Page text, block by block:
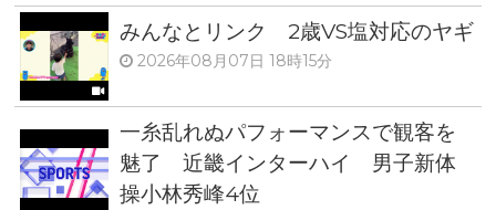
みんなとリンク 2歳VS塩対応のヤギ
2026年08月07日 18時15分
一糸乱れぬパフォーマンスで観客を
魅了 近畿インターハイ 男子新体
操小林秀峰4位